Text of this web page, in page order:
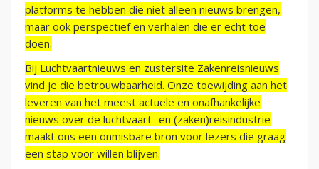
platforms te hebben die niet alleen nieuws brengen,
maar ook perspectief en verhalen die er echt toe
doen.
Bij Luchtvaartnieuws en zustersite Zakenreisnieuws
vind je die betrouwbaarheid. Onze toewijding aan het
leveren van het meest actuele en onafhankelijke
nieuws over de luchtvaart- en (zaken)reisindustrie
maakt ons een onmisbare bron voor lezers die graag
een stap voor willen blijven.